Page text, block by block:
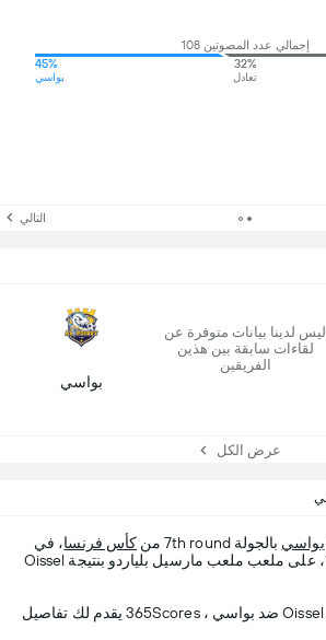
إجمالي عدد المصوتين 108
32%
تعادل
45%
بواسي
التالي
ليس لدينا بيانات متوفرة عن
لقاءات سابقة بين هذين
الفريقين
بواسي
عرض الكل
بواسي بالجولة 7th round من كأس فرنسا، في
السبت، ٢٩ أكتوبر ٢٠٢٢، على ملعب ملعب مارسيل بلياردو بنتيجة Oissel
وإذا فاتك أفضل لحظات Oissel ضد بواسي ، 365Scores يقدم لك تفاصيل